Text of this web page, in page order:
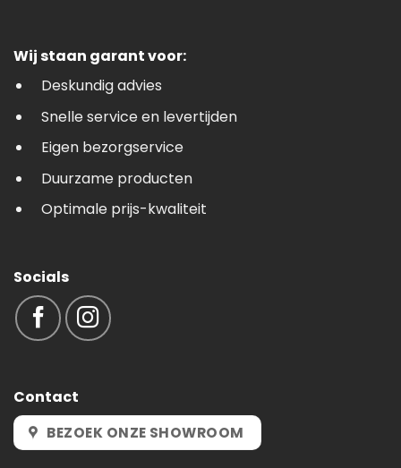
Wij staan garant voor:
Deskundig advies
Snelle service en levertijden
Eigen bezorgservice
Duurzame producten
Optimale prijs-kwaliteit
Socials
Contact
BEZOEK ONZE SHOWROOM